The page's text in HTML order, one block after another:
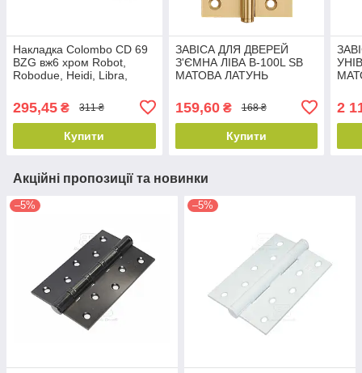
Накладка Colombo CD 69
BZG вж6 хром Robot,
Robodue, Heidi, Libra,
295,45 ₴ 311 ₴
Купити
ЗАВІСА ДЛЯ ДВЕРЕЙ
З'ЄМНА ЛІВА B-100L SB
МАТОВА ЛАТУНЬ
159,60₴ 168 ₴
Купити
2
Акційні пропозиції та новинки
–5% –5%